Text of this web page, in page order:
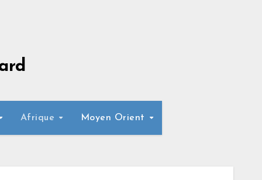
Afrique Moyen Orient